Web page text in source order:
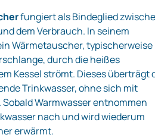
fungiert als Bindeglied
dem Verbrauch. In seinem
Wärmetauscher, typischerweise
durch die heißes
Kessel strömt. Dieses überträgt
Trinkwasser, ohne sich mit
Warmwasser entnommen
nach und wird wiederum
erwärmt.